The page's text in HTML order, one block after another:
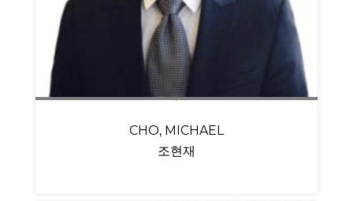
CHO, MICHAEL
조현재